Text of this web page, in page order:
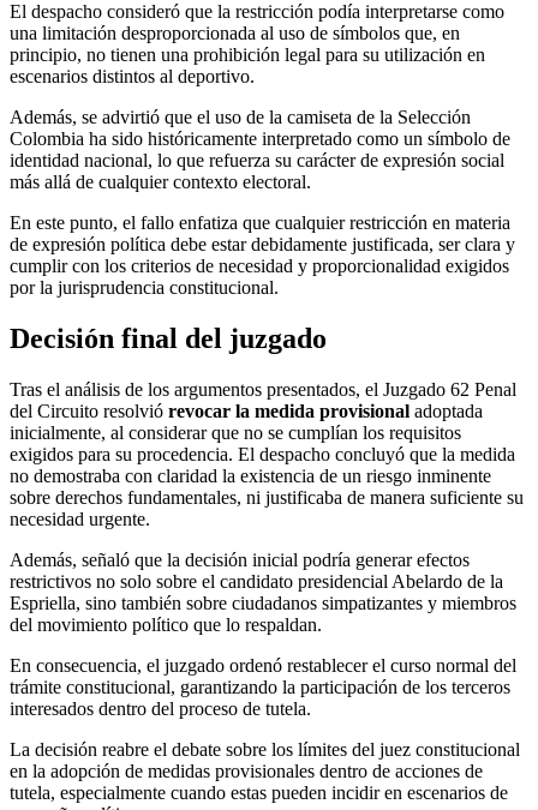
El despacho consideró que la restricción podía interpretarse como
una limitación desproporcionada al uso de símbolos que, en
principio, no tienen una prohibición legal para su utilización en
escenarios distintos al deportivo.
Además, se advirtió que el uso de la camiseta de la Selección
Colombia ha sido históricamente interpretado como un símbolo de
identidad nacional, lo que refuerza su carácter de expresión social
más allá de cualquier contexto electoral.
En este punto, el fallo enfatiza que cualquier restricción en materia
de expresión política debe estar debidamente justificada, ser clara y
cumplir con los criterios de necesidad y proporcionalidad exigidos
por la jurisprudencia constitucional.
Decisión final del juzgado
Tras el análisis de los argumentos presentados, el Juzgado 62 Penal
del Circuito resolvió revocar la medida provisional adoptada
inicialmente, al considerar que no se cumplían los requisitos
exigidos para su procedencia. El despacho concluyó que la medida
no demostraba con claridad la existencia de un riesgo inminente
sobre derechos fundamentales, ni justificaba de manera suficiente su
necesidad urgente.
Además, señaló que la decisión inicial podría generar efectos
restrictivos no solo sobre el candidato presidencial Abelardo de la
Espriella, sino también sobre ciudadanos simpatizantes y miembros
del movimiento político que lo respaldan.
En consecuencia, el juzgado ordenó restablecer el curso normal del
trámite constitucional, garantizando la participación de los terceros
interesados dentro del proceso de tutela.
La decisión reabre el debate sobre los límites del juez constitucional
en la adopción de medidas provisionales dentro de acciones de
tutela, especialmente cuando estas pueden incidir en escenarios de